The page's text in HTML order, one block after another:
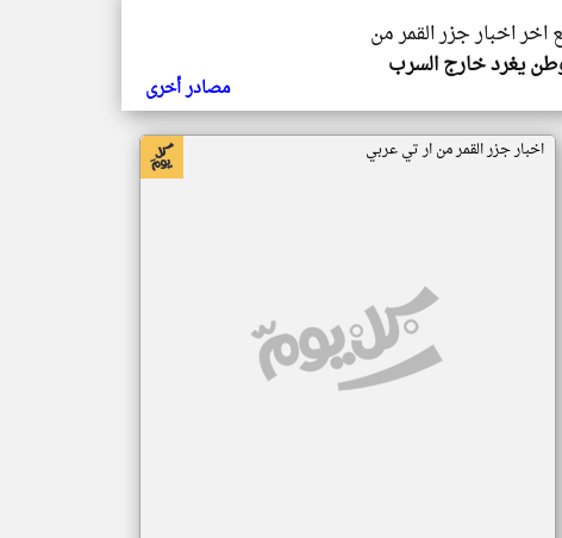
اخر اخبار جزر القمر من
يغرد خارج السرب
مصادر أخرى
اخبار جزر القمر من ار تي عربي